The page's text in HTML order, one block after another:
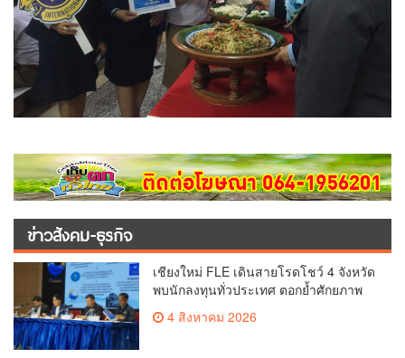
ข่าวสังคม-ธุรกิจ
เชียงใหม่ FLE เดินสายโรดโชว์ 4 จังหวัด
พบนักลงทุนทั่วประเทศ ตอกย้ำศักยภาพ
4 สิงหาคม 2026